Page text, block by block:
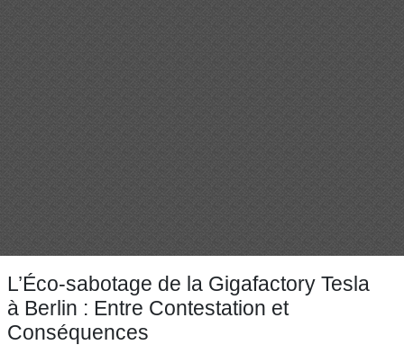
L’Éco-sabotage de la Gigafactory Tesla
à Berlin : Entre Contestation et
Conséquences